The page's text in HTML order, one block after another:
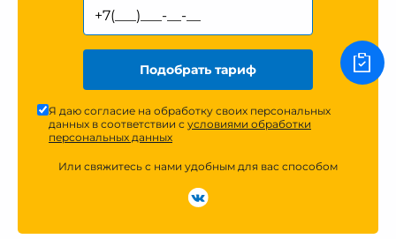
Подобрать тариф
Я даю согласие на обработку своих персональных
данных в соответствии с условиями обработки
персональных данных
Или свяжитесь с нами удобным для вас способом